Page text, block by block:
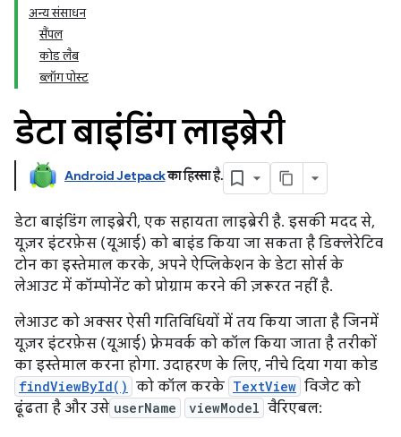
अन्य संसाधन
सैंपल
कोड लैब
ब्लॉग पोस्ट
डेटा बाइंडिंग लाइब्रेरी
Android Jetpackका हिस्सा है.
डेटा बाइंडिंग लाइब्रेरी, एक सहायता लाइब्रेरी है. इसकी मदद से,
यूज़र इंटरफ़ेस (यूआई) को बाइंड किया जा सकता है डिक्लेरेटिव
टोन का इस्तेमाल करके, अपने ऐप्लिकेशन के डेटा सोर्स के
लेआउट में कॉम्पोनेंट को प्रोग्राम करने की ज़रूरत नहीं है.
लेआउट को अक्सर ऐसी गतिविधियों में तय किया जाता है जिनमें
यूज़र इंटरफ़ेस (यूआई) फ़्रेमवर्क को कॉल किया जाता है तरीकों
का इस्तेमाल करना होगा. उदाहरण के लिए, नीचे दिया गया कोड
findViewById() को कॉल करके TextView विजेट को
ढूंढता है और उसे userName viewModel वैरिएबल: